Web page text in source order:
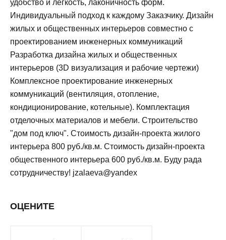
удобство и легкость, лаконичность форм.
Индивидуальный подход к каждому Заказчику. Дизайн
жилых и общественных интерьеров совместно с
проектированием инженерных коммуникаций
Разработка дизайна жилых и общественных
интерьеров (3D визуализация и рабочие чертежи)
Комплексное проектирование инженерных
коммуникаций (вентиляция, отопление,
кондиционирование, котельные). Комплектация
отделочных материалов и мебели. Строительство
"дом под ключ". Стоимость дизайн-проекта жилого
интерьера 800 руб./кв.м. Стоимость дизайн-проекта
общественного интерьера 600 руб./кв.м. Буду рада
сотрудничеству! jzalaeva@yandex
ОЦЕНИТЕ